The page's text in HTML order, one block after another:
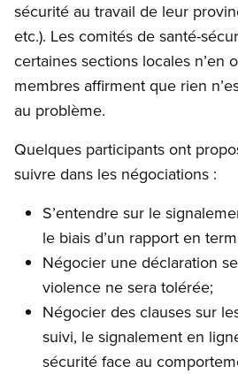
sécurité au travail de leur
etc.). Les comités de santé-
certaines sections locales n’en
membres affirment que rien
au problème.
Quelques participants ont
suivre dans les négociations :
S’entendre sur le
le biais d’un rapport en
Négocier une déclaration
violence ne sera tolérée;
Négocier des clauses sur
suivi, le signalement en
sécurité face au